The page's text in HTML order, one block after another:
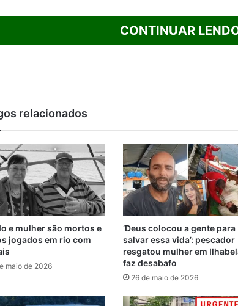
CONTINUAR
relacionados
e mulher são mortos e
jogados em rio com
maio de 2026
‘Deus colocou a gente para
salvar essa vida’: pescador
resgatou mulher em
faz desabafo
26 de maio de 2026